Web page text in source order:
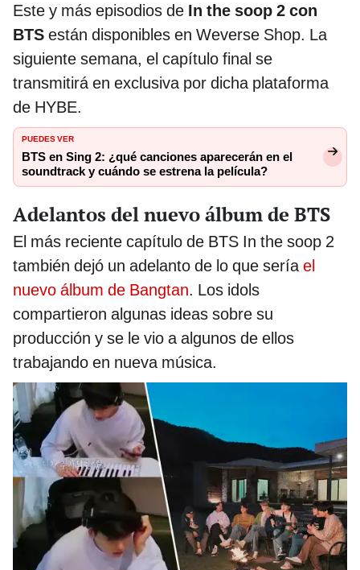
Este y más episodios de In the soop 2 con
BTS están disponibles en Weverse Shop. La
siguiente semana, el capítulo final se
transmitirá en exclusiva por dicha plataforma
de HYBE.
PUEDES VER
BTS en Sing 2: ¿qué canciones aparecerán en el
soundtrack y cuándo se estrena la película?
Adelantos del nuevo álbum de BTS
El más reciente capítulo de BTS In the soop 2
también dejó un adelanto de lo que seríael
nuevo álbum de Bangtan. Los idols
compartieron algunas ideas sobre su
producción y se le vio a algunos de ellos
trabajando en nueva música.